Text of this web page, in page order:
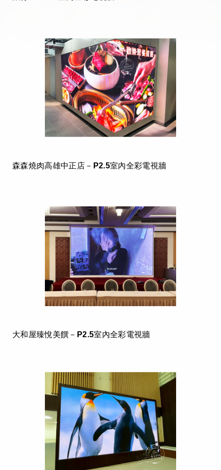
森森燒肉高雄中正店－P2.5室內全彩電視牆
大和屋臻悅美饌－P2.5室內全彩電視牆